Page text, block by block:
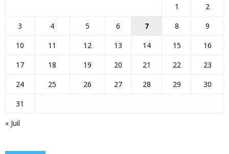
« Juil
1
2
3
4 5 6 7 8
9
10
11 12 13 14 15
16
17
18 19 20 21 22
23
24
25 26 27 28 29
30
31